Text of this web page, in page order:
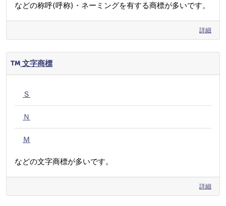
などの称呼(呼称)・ネーミングを有する商標が多いです。
詳細
文字商標
Ｓ
Ｎ
Ｍ
などの文字商標が多いです。
詳細